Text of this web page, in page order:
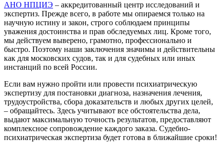
АНО НПЦИЭ – аккредитованный центр исследований и
экспертиз. Прежде всего, в работе мы опираемся только на
научную истину и закон, строго соблюдаем принципы
уважения достоинства и прав обследуемых лиц. Кроме того,
мы действуем выверено, грамотно, профессионально и
быстро. Поэтому наши заключения значимы и действительны
как для московских судов, так и для судебных или иных
инстанций по всей России.
Если вам нужно пройти или провести психиатрическую
экспертизу для постановки диагноза, назначения лечения,
трудоустройства, сбора доказательств и любых других целей,
– обращайтесь. Здесь учитывают все обстоятельства дела,
выдают максимальную точность результатов, предоставляют
комплексное сопровождение каждого заказа. Судебно-
психиатрическая экспертиза будет готова в ближайшие сроки!